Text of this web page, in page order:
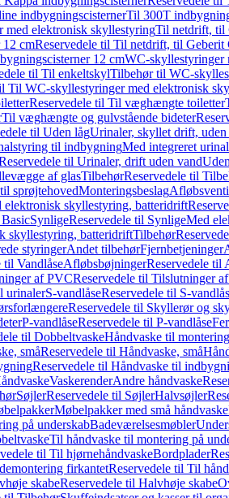
indbygningscisternerTil 300T
med elektronisk skyllestyringTil netdrift, til
12 cmReservedele til Til netdrift, til Geberit
12 cmWC-skyllestyringer
til Til enkeltskylTilbehør til WC-
Til WC-skyllestyringer med elektronisk
Reservedele til Til væghængte toiletter
Til væghængte og gulvstående bideter
til Uden lågUrinaler, skyllet drift,
til indbygningMed integreret
til Urinaler, drift uden vand
af glasTilbehørReservedele til
sprøjtehovedMonteringsbeslag
elektronisk skyllestyring, batteridrift
SynligeReservedele til SynligeMed
skyllestyring, batteridriftTilbehør
styringerAndet tilbehørFjernbetjeninger
til VandlåseAfløbsbøjningerReservedele til
af PVCReservedele til Tilslutninger
urinalerS-vandlåseReservedele til S-
Reservedele til Skyllerør og
P-vandlåseReservedele til P-vandlåse
til DobbeltvaskeHåndvaske til
småReservedele til Håndvaske, små
Reservedele til Håndvaske til
VaskerenderAndre håndvaske
SøjlerReservedele til SøjlerHalvsøjler
Møbelpakker med små håndvaske
på underskabBadeværelsesmøbler
Til håndvaske til montering på
til Til hjørnehåndvaskeBordplader
firkantetReservedele til Til
skabeReservedele til Halvhøje skabe